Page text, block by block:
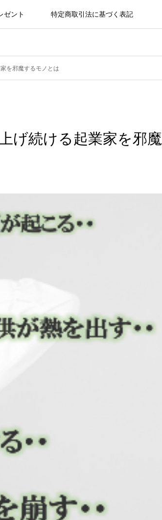
ゼント 特定商取引法に基づく表記
を邪魔するモノとは
げ続ける起業家を邪魔